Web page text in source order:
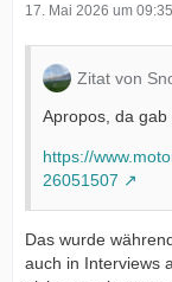
17. Mai 2026 um 09:35
Zitat von
Apropos, da
https://
26051507
Das wurde
auch in Interviews